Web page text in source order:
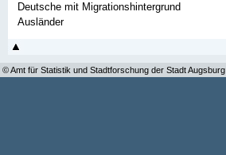
Deutsche mit Migrationshintergrund
Ausländer
© Amt für Statistik und Stadtforschung der Stadt Augsburg